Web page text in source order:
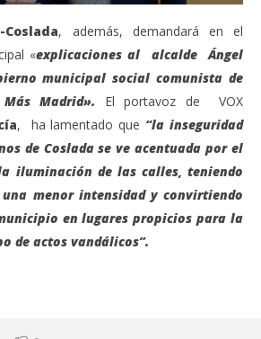
Coslada, además, demandará en el
«explicaciones al alcalde Ángel
municipal social comunista de
Madrid». El portavoz de VOX
, ha lamentado que “la inseguridad
de Coslada se ve acentuada por el
iluminación de las calles, teniendo
menor intensidad y convirtiendo
en lugares propicios para la
de actos vandálicos”.